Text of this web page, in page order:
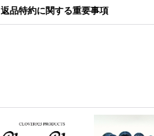
返品特約に関する重要事項